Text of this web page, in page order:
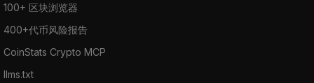
100+ 区块浏览器
400+代币风险报告
CoinStats Crypto MCP
llms.txt